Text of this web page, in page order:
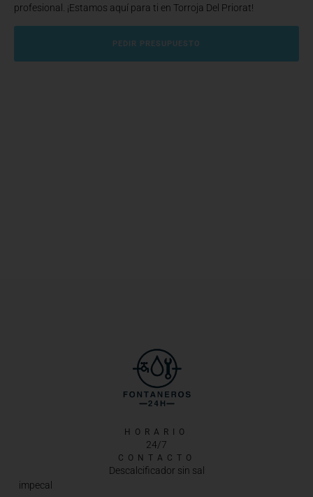
profesional. ¡Estamos aquí para ti en Torroja Del Priorat!
PEDIR PRESUPUESTO
HORARIO
24/7
CONTACTO
Descalcificador sin sal
impecal